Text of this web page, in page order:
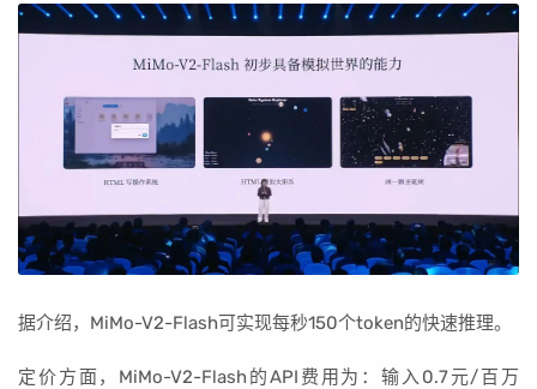
据介绍，MiMo-V2-Flash可实现每秒150个token的快速推理。
定价方面，MiMo-V2-Flash的API费用为：输入0.7元/百万